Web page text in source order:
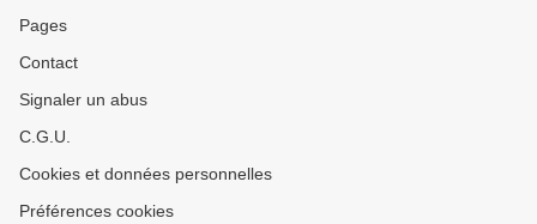
Pages
Contact
Signaler un abus
C.G.U.
Cookies et données personnelles
Préférences cookies